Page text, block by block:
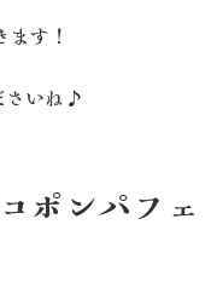
す！
さいね♪
ポンパフェ